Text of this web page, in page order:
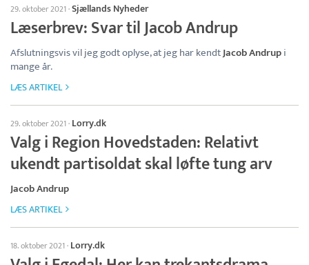
29. oktober 2021·Sjællands Nyheder
Læserbrev: Svar til Jacob Andrup
Afslutningsvis vil jeg godt oplyse, at jeg har kendtJacob Andrupi
mange år.
LÆS ARTIKEL
29. oktober 2021· Lorry.dk
Valg i Region Hovedstaden: Relativt
ukendt partisoldat skal løfte tung arv
Jacob Andrup
LÆS ARTIKEL
18. oktober 2021· Lorry.dk